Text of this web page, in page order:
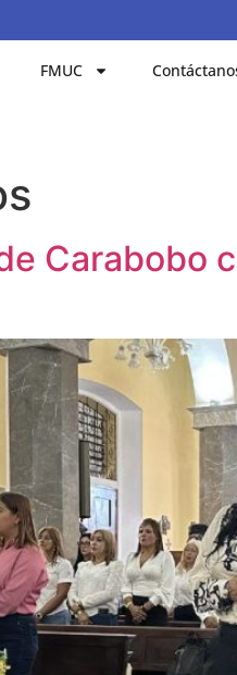
FMUC
Carabobo